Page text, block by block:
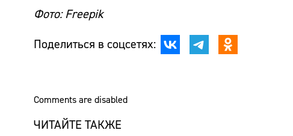
Фото: Freepik
Поделиться в соцсетях:
Comments are disabled
ЧИТАЙТЕ ТАКЖЕ